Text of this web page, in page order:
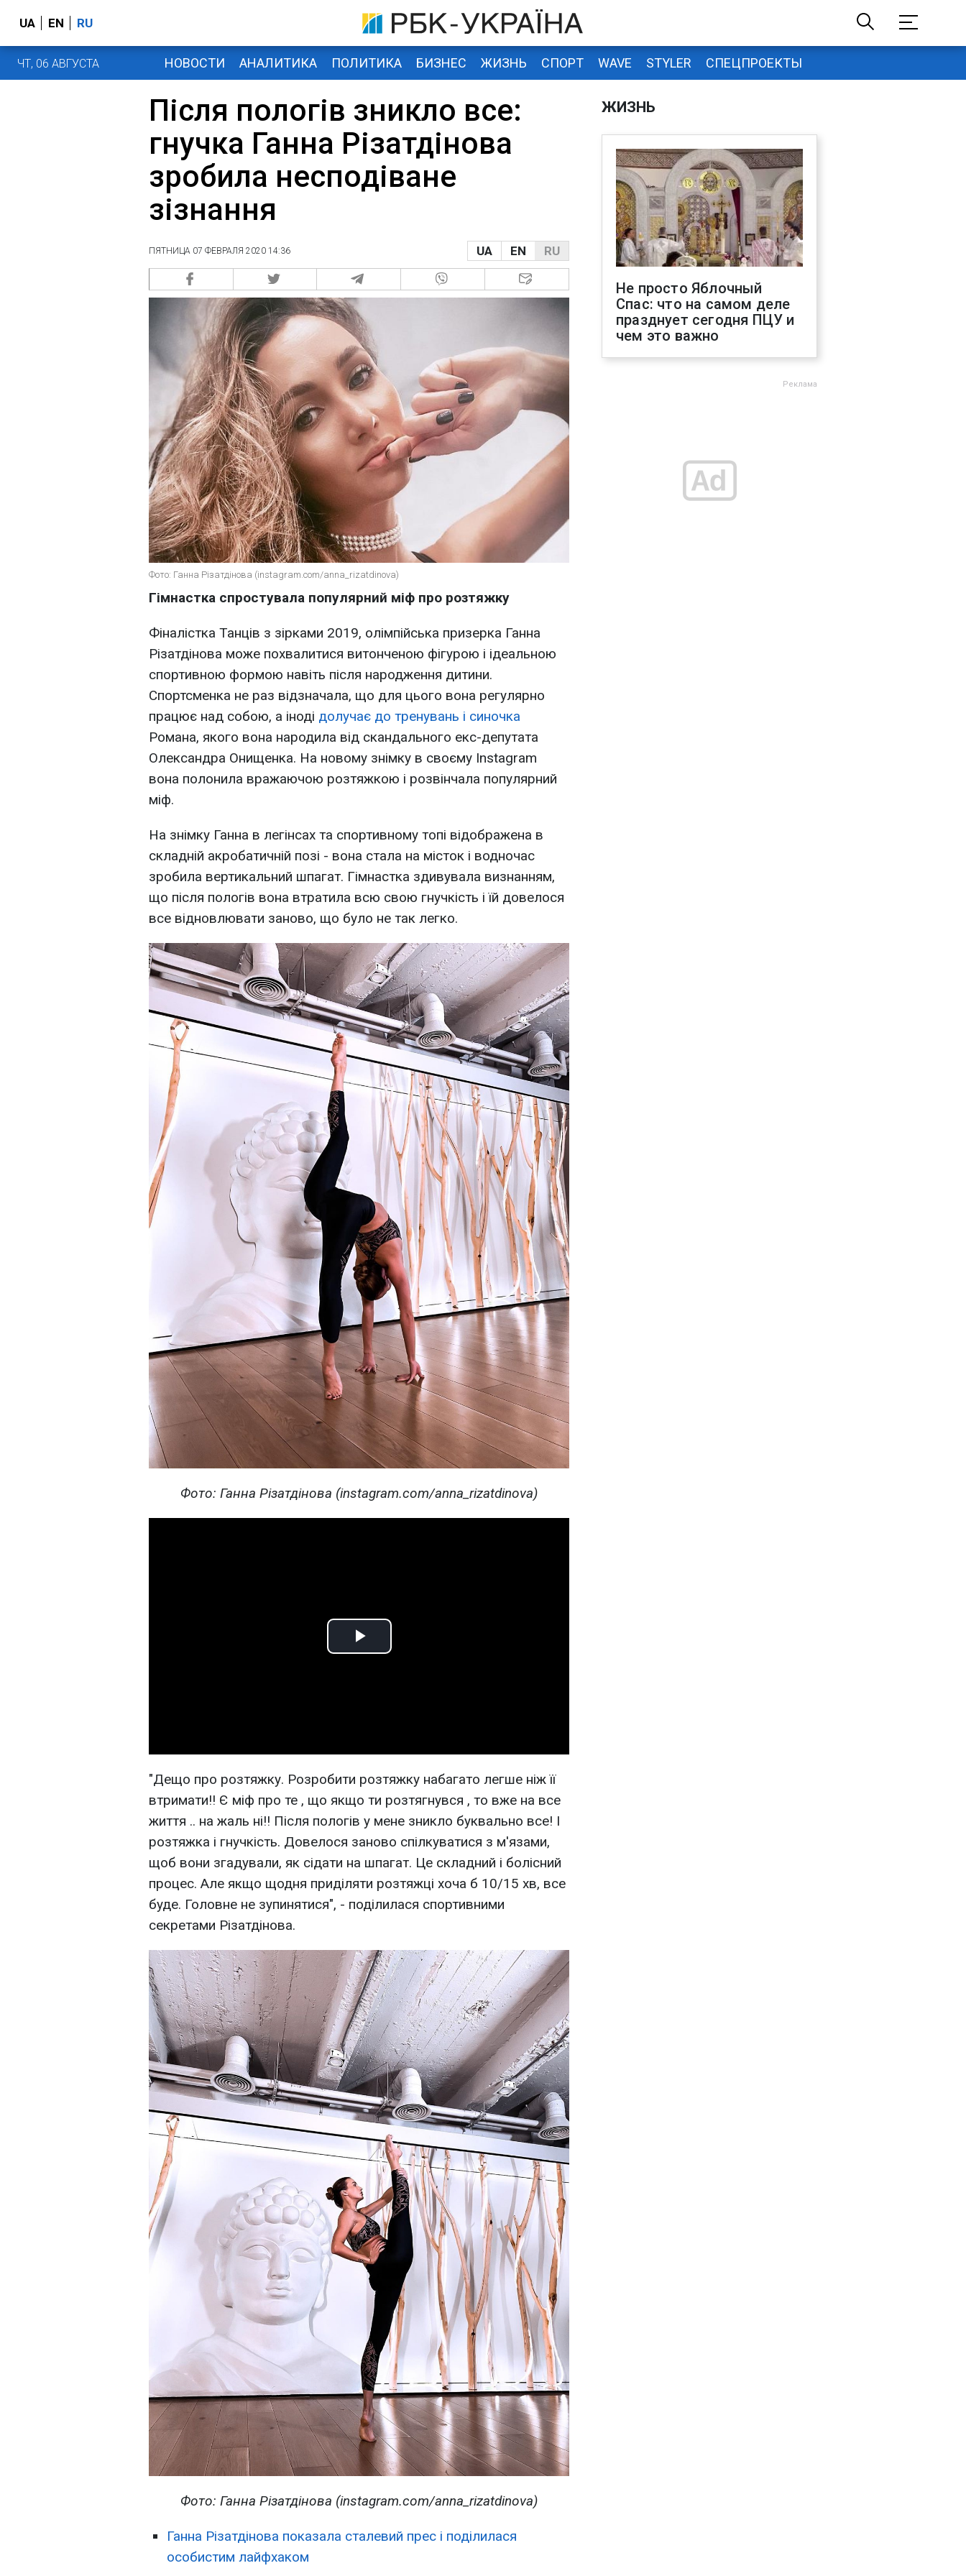
UA EN RU
ЧТ, 06 АВГУСТА НОВОСТИ АНАЛИТИКА ПОЛИТИКА БИЗНЕС ЖИЗНЬ СПОРТ WAVE STYLER СПЕЦПРОЕКТЫ
Після пологів зникло все:
гнучка Ганна Різатдінова
зробила несподіване
зізнання
ПЯТНИЦА 07 ФЕВРАЛЯ 2020 14:36 UA EN RU
Фото: Ганна Різатдінова (instagram.com/anna_rizatdinova)
Гімнастка спростувала популярний міф про розтяжку
Фіналістка Танців з зірками 2019, олімпійська призерка Ганна
Різатдінова може похвалитися витонченою фігурою і ідеальною
спортивною формою навіть після народження дитини.
Спортсменка не раз відзначала, що для цього вона регулярно
працює над собою, а іноді долучає до тренувань і синочка
Романа, якого вона народила від скандального екс-депутата
Олександра Онищенка. На новому знімку в своєму Instagram
вона полонила вражаючою розтяжкою і розвінчала популярний
міф.
На знімку Ганна в легінсах та спортивному топі відображена в
складній акробатичній позі - вона стала на місток і водночас
зробила вертикальний шпагат. Гімнастка здивувала визнанням,
що після пологів вона втратила всю свою гнучкість і їй довелося
все відновлювати заново, що було не так легко.
Фото: Ганна Різатдінова (instagram.com/anna_rizatdinova)
Play
"Дещо про розтяжку. Розробити розтяжку набагато легше ніж її
втримати!! Є міф про те , що якщо ти розтягнувся , то вже на все
життя .. на жаль ні!! Після пологів у мене зникло буквально все! І
розтяжка і гнучкість. Довелося заново спілкуватися з м'язами,
щоб вони згадували, як сідати на шпагат. Це складний і болісний
процес. Але якщо щодня приділяти розтяжці хоча б 10/15 хв, все
буде. Головне не зупинятися", - поділилася спортивними
секретами Різатдінова.
Фото: Ганна Різатдінова (instagram.com/anna_rizatdinova)
Ганна Різатдінова показала сталевий прес і поділилася
особистим лайфхаком
ЖИЗНЬ
Не просто Яблочный
Спас: что на самом деле
празднует сегодня ПЦУ и
чем это важно